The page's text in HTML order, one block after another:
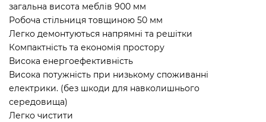
загальна висота меблів 900 мм
Робоча стільниця товщиною 50 мм
Легко демонтуються напрямні та решітки
Компактність та економія простору
Висока енергоефективність
Висока потужність при низькому споживанні
електрики. (без шкоди для навколишнього
середовища)
Легко чистити